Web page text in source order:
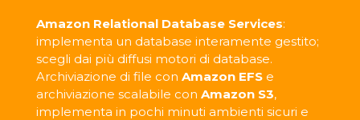
Amazon Relational Database Services:
implementa un database interamente gestito;
scegli dai più diffusi motori di database.
Archiviazione di file con Amazon EFSe
archiviazione scalabile con Amazon S3,
implementa in pochi minuti ambienti sicuri e